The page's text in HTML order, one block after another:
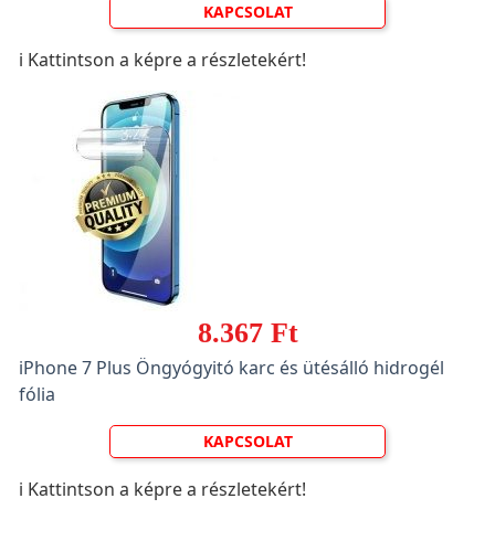
KAPCSOLAT
ℹ️ Kattintson a képre a részletekért!
8.367 Ft
iPhone 7 Plus Öngyógyitó karc és ütésálló hidrogél
fólia
KAPCSOLAT
ℹ️ Kattintson a képre a részletekért!